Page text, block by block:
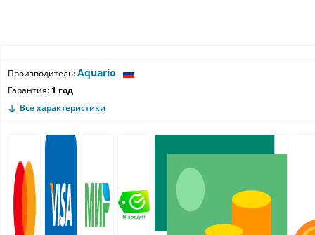
Производитель:Aquario
Гарантия: 1 год
Все характеристики